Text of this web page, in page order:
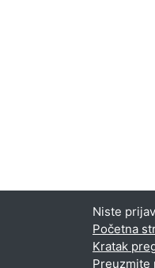
Niste
Početna
Kratak
Preuzmite